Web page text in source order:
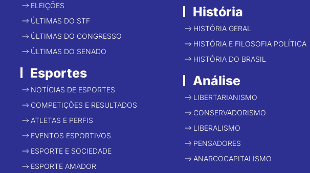
ELEIÇÕES
ÚLTIMAS DO STF
ÚLTIMAS DO CONGRESSO
ÚLTIMAS DO SENADO
Esportes
NOTÍCIAS DE ESPORTES
COMPETIÇÕES E RESULTADOS
ATLETAS E PERFIS
EVENTOS ESPORTIVOS
ESPORTE E SOCIEDADE
ESPORTE AMADOR
História
HISTÓRIA GERAL
HISTÓRIA E FILOSOFIA POLÍTICA
HISTÓRIA DO BRASIL
Análise
LIBERTARIANISMO
CONSERVADORISMO
LIBERALISMO
PENSADORES
ANARCOCAPITALISMO